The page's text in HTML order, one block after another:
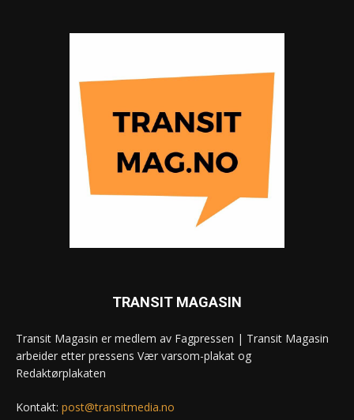
TRANSIT MAGASIN
Transit Magasin er medlem av Fagpressen | Transit Magasin
arbeider etter pressens Vær varsom-plakat og
Redaktørplakaten
Kontakt: post@transitmedia.no